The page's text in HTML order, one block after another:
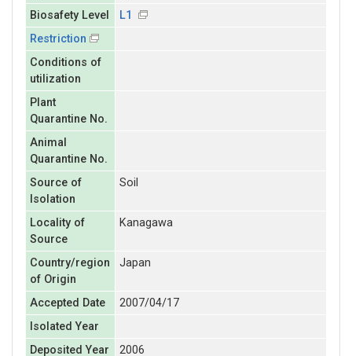
Biosafety Level
L1
Restriction
Conditions of
utilization
Plant
Quarantine No.
Animal
Quarantine No.
Source of
Isolation
Soil
Locality of
Source
Kanagawa
Country/region
of Origin
Japan
Accepted Date
2007/04/17
Isolated Year
Deposited Year
2006